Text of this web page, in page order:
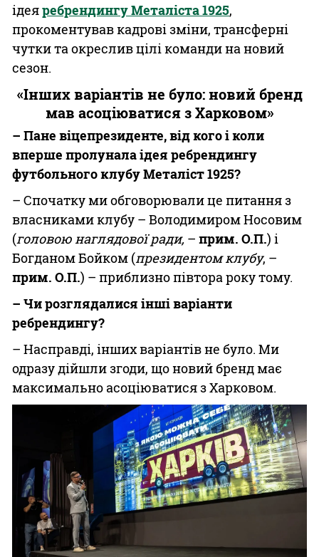
ідеяребрендингу Металіста 1925,
прокоментував кадрові зміни, трансферні
чутки та окреслив цілі команди на новий
сезон.
«Інших варіантів не було: новий бренд
мав асоціюватися з Харковом»
– Пане віцепрезиденте, від кого і коли
вперше пролунала ідея ребрендингу
футбольного клубу Металіст 1925?
– Спочатку ми обговорювали це питання з
власниками клубу – Володимиром Носовим
(головою наглядової ради, – прим. О.П.) і
Богданом Бойком (президентом клубу, –
прим. О.П.) – приблизно півтора року тому.
– Чи розглядалися інші варіанти
ребрендингу?
– Насправді, інших варіантів не було. Ми
одразу дійшли згоди, що новий бренд має
максимально асоціюватися з Харковом.